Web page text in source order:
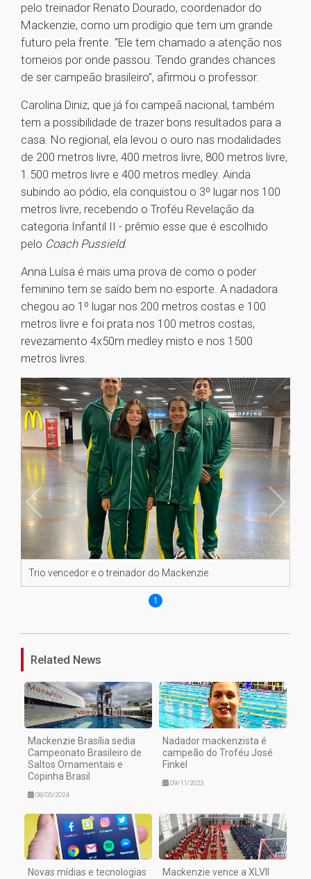
pelo treinador Renato Dourado, coordenador do
Mackenzie, como um prodígio que tem um grande
futuro pela frente. “Ele tem chamado a atenção nos
torneios por onde passou. Tendo grandes chances
de ser campeão brasileiro”, afirmou o professor.
Carolina Diniz, que já foi campeã nacional, também
tem a possibilidade de trazer bons resultados para a
casa. No regional, ela levou o ouro nas modalidades
de 200 metros livre, 400 metros livre, 800 metros livre,
1.500 metros livre e 400 metros medley. Ainda
subindo ao pódio, ela conquistou o 3º lugar nos 100
metros livre, recebendo o Troféu Revelação da
categoria Infantil II - prêmio esse que é escolhido
pelo Coach Pussield.
Anna Luísa é mais uma prova de como o poder
feminino tem se saído bem no esporte. A nadadora
chegou ao 1º lugar nos 200 metros costas e 100
metros livre e foi prata nos 100 metros costas,
revezamento 4x50m medley misto e nos 1500
metros livres.
Trio vencedor e o treinador do Mackenzie
1
Related News
Mackenzie Brasília sedia
Campeonato Brasileiro de
Saltos Ornamentais e
Copinha Brasil
08/05/2024
Nadador mackenzista é
campeão do Troféu José
Finkel
09/11/2023
Novas mídias e tecnologias
Mackenzie vence a XLVII